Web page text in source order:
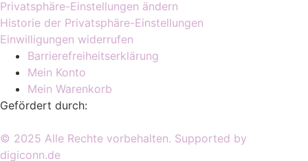
Privatsphäre-Einstellungen ändern
Historie der Privatsphäre-Einstellungen
Einwilligungen widerrufen
Barrierefreiheitserklärung
Mein Konto
Mein Warenkorb
Gefördert durch:
© 2025 Alle Rechte vorbehalten. Supported by
digiconn.de